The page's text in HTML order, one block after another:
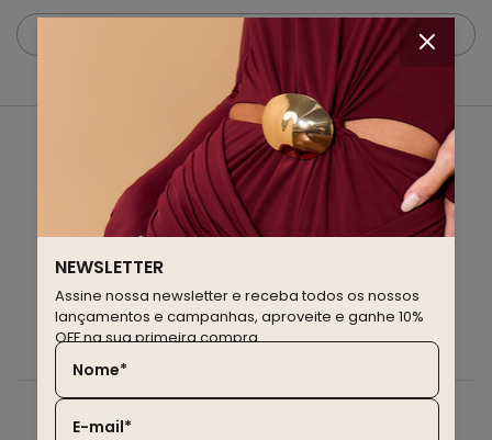
NEWSLETTER
assine nossa newsletter e fique por dentro de todos os
nossos lançamentos e campanhas
NEWSLETTER
Assine nossa newsletter e receba todos os nossos
lançamentos e campanhas, aproveite e ganhe 10%
OFF na sua primeira compra.
Nome*
E-mail*